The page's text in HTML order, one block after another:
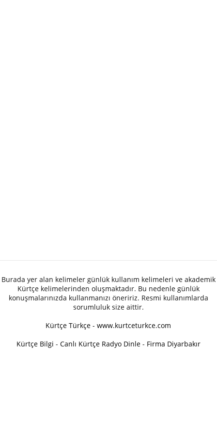
Burada yer alan kelimeler günlük kullanım kelimeleri ve akademik
Kürtçe kelimelerinden oluşmaktadır. Bu nedenle günlük
konuşmalarınızda kullanmanızı öneririz. Resmi kullanımlarda
sorumluluk size aittir.
Kürtçe Türkçe - www.kurtceturkce.com
Kürtçe Bilgi - Canlı Kürtçe Radyo Dinle - Firma Diyarbakır